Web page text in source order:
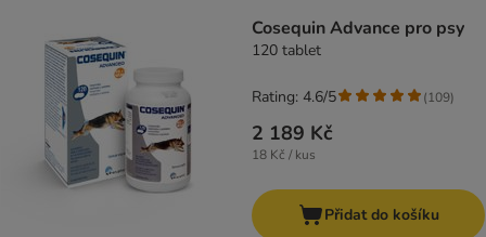
Cosequin Advance pro psy
120 tablet
2 189 Kč
18 Kč / kus
Rating: 4.6/5 (109)
Přidat do košíku